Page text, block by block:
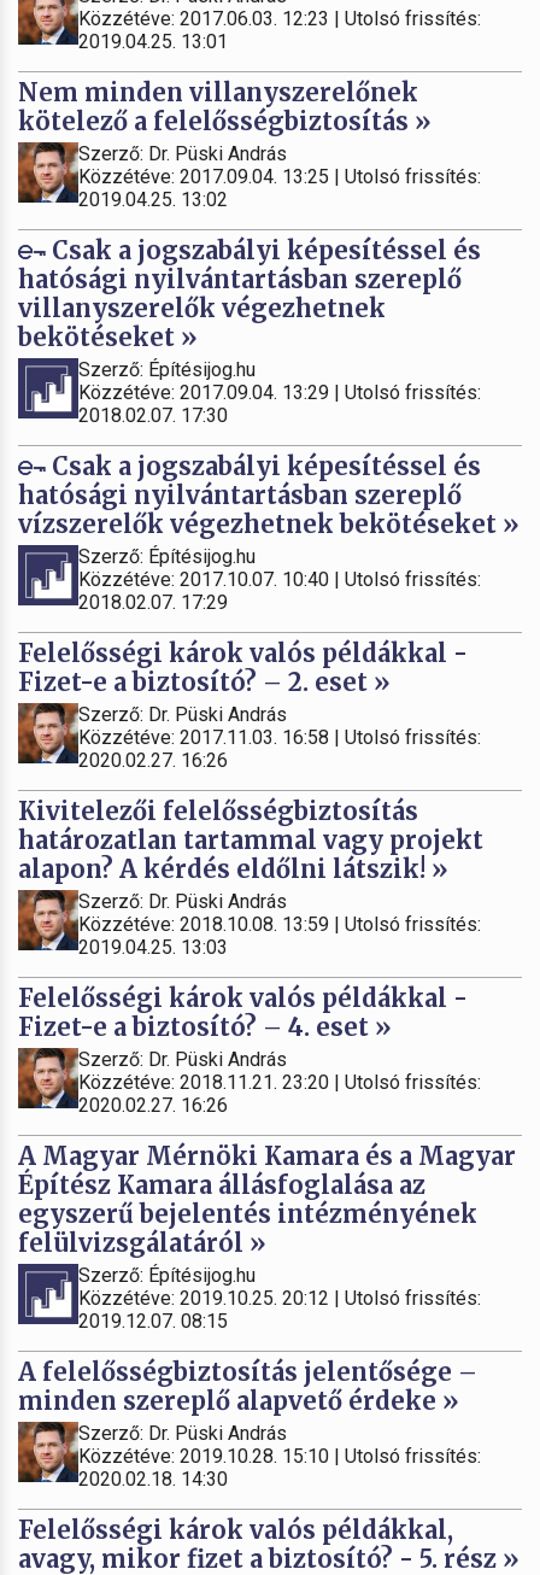
Közzétéve: 2017.06.03. 12:23 | Utolsó frissítés:
2019.04.25. 13:01
Nem minden villanyszerelőnek
kötelező a felelősségbiztosítás »
Szerző: Dr. Püski András
Közzétéve: 2017.09.04. 13:25 | Utolsó frissítés:
2019.04.25. 13:02
Csak a jogszabályi képesítéssel és
hatósági nyilvántartásban szereplő
villanyszerelők végezhetnek
bekötéseket »
Szerző: Építésijog.hu
Közzétéve: 2017.09.04. 13:29 | Utolsó frissítés:
2018.02.07. 17:30
Csak a jogszabályi képesítéssel és
hatósági nyilvántartásban szereplő
vízszerelők végezhetnek bekötéseket »
Szerző: Építésijog.hu
Közzétéve: 2017.10.07. 10:40 | Utolsó frissítés:
2018.02.07. 17:29
Felelősségi károk valós példákkal -
Fizet-e a biztosító? – 2. eset »
Szerző: Dr. Püski András
Közzétéve: 2017.11.03. 16:58 | Utolsó frissítés:
2020.02.27. 16:26
Kivitelezői felelősségbiztosítás
határozatlan tartammal vagy projekt
alapon? A kérdés eldőlni látszik! »
Szerző: Dr. Püski András
Közzétéve: 2018.10.08. 13:59 | Utolsó frissítés:
2019.04.25. 13:03
Felelősségi károk valós példákkal -
Fizet-e a biztosító? – 4. eset »
Szerző: Dr. Püski András
Közzétéve: 2018.11.21. 23:20 | Utolsó frissítés:
2020.02.27. 16:26
A Magyar Mérnöki Kamara és a Magyar
Építész Kamara állásfoglalása az
egyszerű bejelentés intézményének
felülvizsgálatáról »
Szerző: Építésijog.hu
Közzétéve: 2019.10.25. 20:12 | Utolsó frissítés:
2019.12.07. 08:15
A felelősségbiztosítás jelentősége –
minden szereplő alapvető érdeke »
Szerző: Dr. Püski András
Közzétéve: 2019.10.28. 15:10 | Utolsó frissítés:
2020.02.18. 14:30
Felelősségi károk valós példákkal,
avagy, mikor fizet a biztosító? - 5. rész »